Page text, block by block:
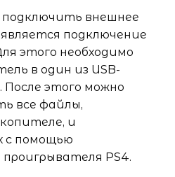
подключить внешнее
подключение
этого необходимо
в один из USB-
После этого можно
все файлы,
и
с помощью
PS4.